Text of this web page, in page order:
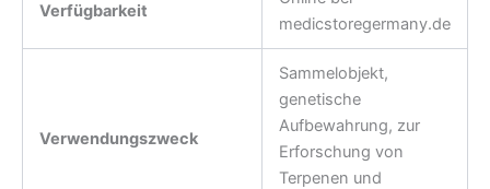
Verfügbarkeit
medicstoregermany.de
Verwendungszweck
Sammelobjekt,
genetische
Aufbewahrung, zur
Erforschung von
Terpenen und